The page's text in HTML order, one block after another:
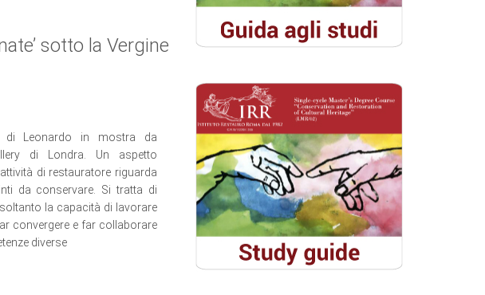
sotto la Vergine
di Leonardo in mostra da
di Londra. Un aspetto
di restauratore riguarda
da conservare. Si tratta di
la capacità di lavorare
convergere e far collaborare
diverse